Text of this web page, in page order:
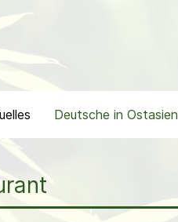
Deutsche in Ostasien